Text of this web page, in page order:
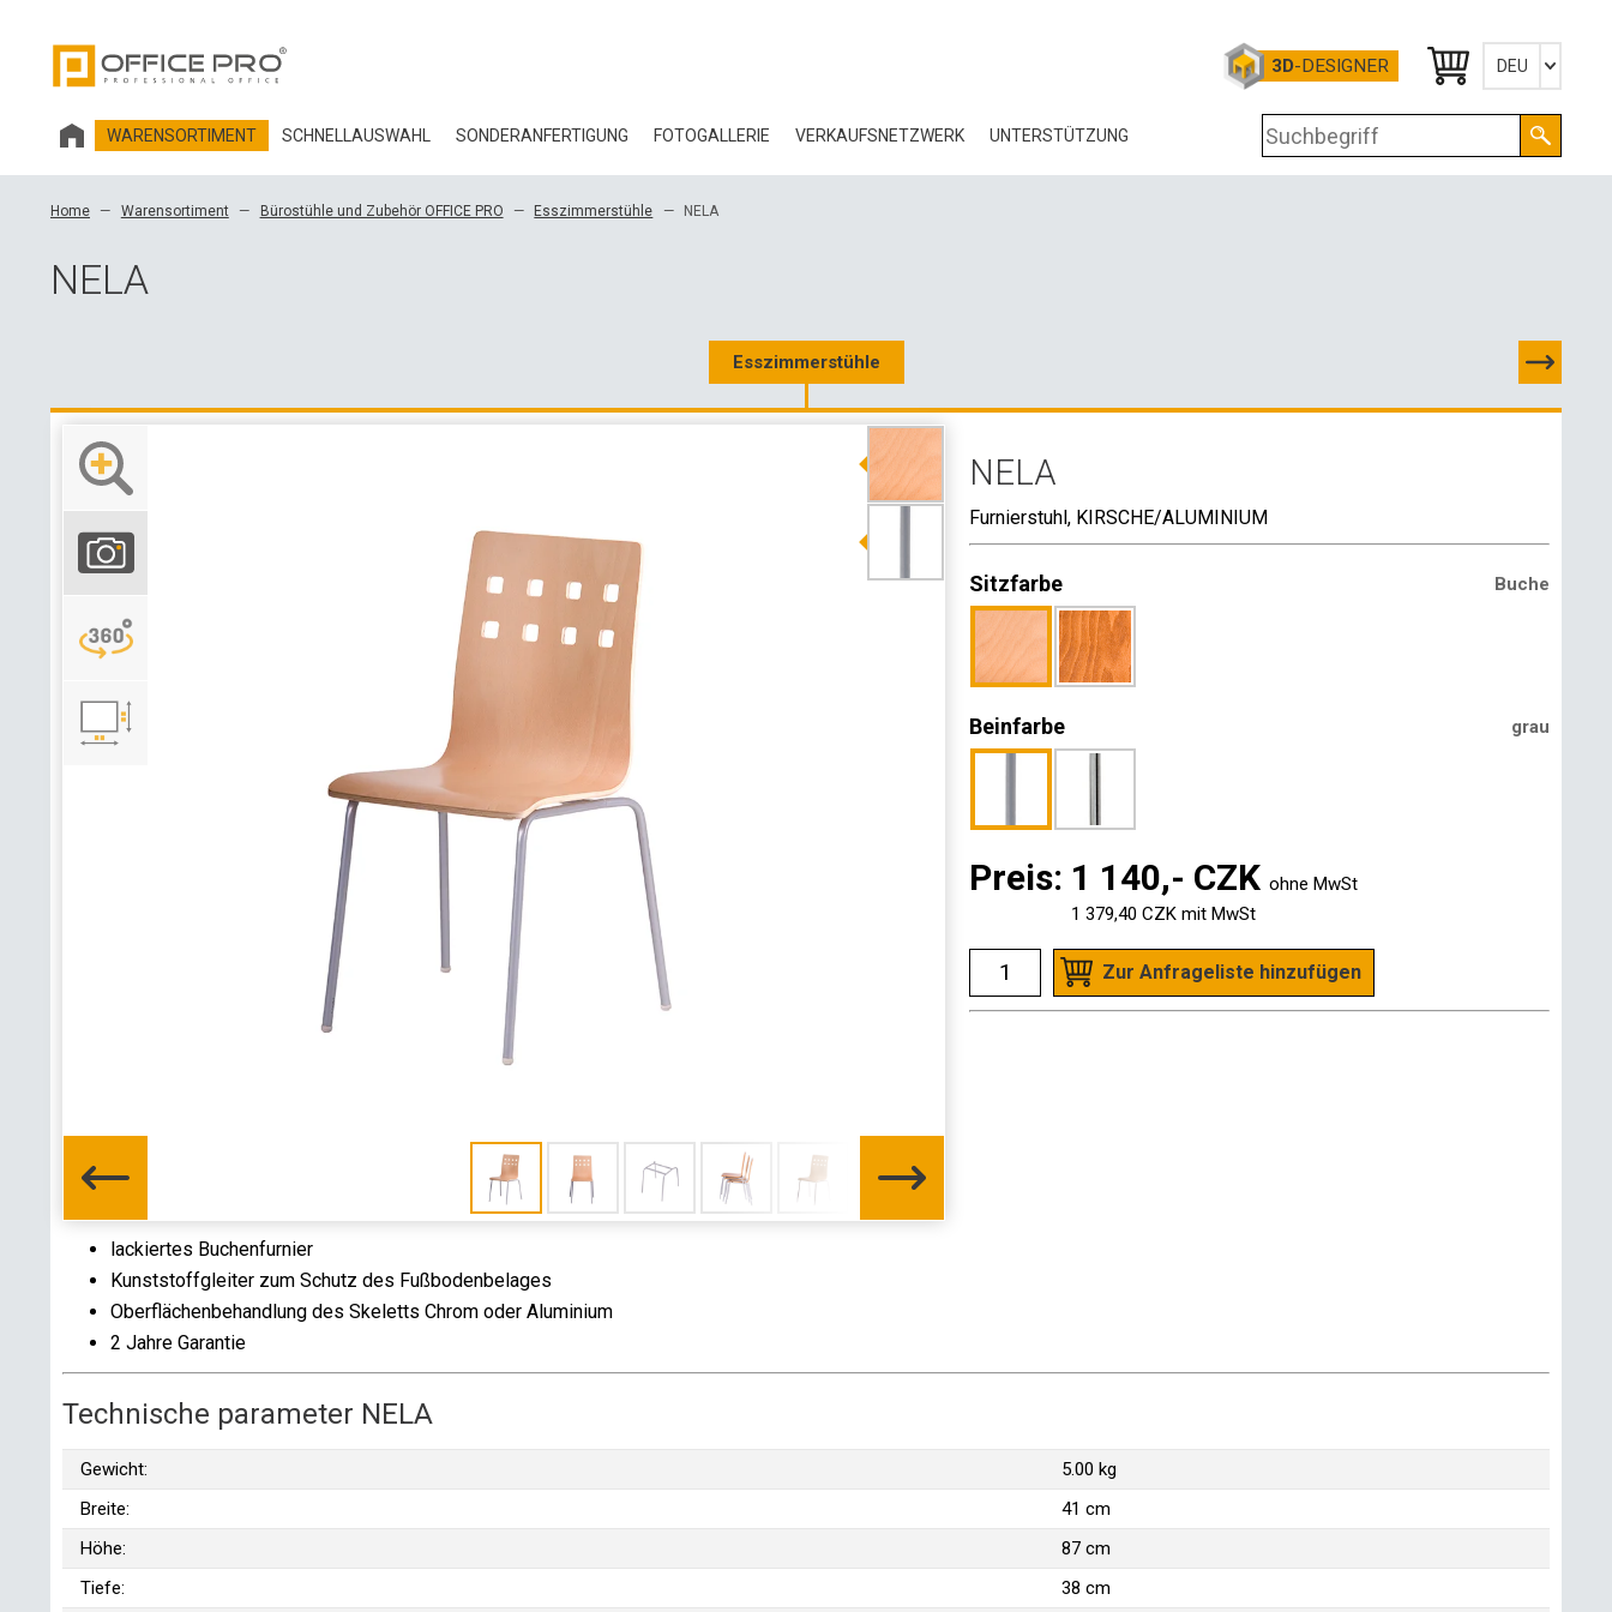
3D-DESIGNER DEU
English
WARENSORTIMENT SCHNELLAUSWAHL SONDERANFERTIGUNG FOTOGALLERIE VERKAUFSNETZWERK UNTERSTÜTZUNG
BLOG
3D-DATEN
GROSSHANDELSKONTAKTE
Home Warensortiment Bürostühle und Zubehör OFFICE PRO Esszimmerstühle NELA
NELA
Esszimmerstühle
NELA
Furnierstuhl, KIRSCHE/ALUMINIUM
Sitzfarbe Buche
Beinfarbe grau
Preis: 1 140,- CZK ohne MwSt
1 379,40 CZK mit MwSt
Zur Anfrageliste hinzufügen
lackiertes Buchenfurnier
Kunststoffgleiter zum Schutz des Fußbodenbelages
Oberflächenbehandlung des Skeletts Chrom oder Aluminium
2 Jahre Garantie
Technische parameter NELA
Gewicht:
5.00 kg
Breite:
41 cm
Höhe:
87 cm
Tiefe:
38 cm